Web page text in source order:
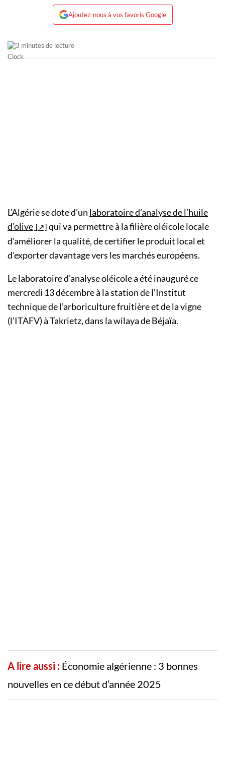
Ajoutez-nous à vos favoris Google
3 minutes de lecture
L’Algérie se dote d’un laboratoire d’analyse de l’huile
d’olive
qui va permettre à la filière oléicole locale
d’améliorer la qualité, de certifier le produit local et
d’exporter davantage vers les marchés européens.
Le laboratoire d’analyse oléicole a été inauguré ce
mercredi 13 décembre à la station de l’Institut
technique de l’arboriculture fruitière et de la vigne
(l’ITAFV) à Takrietz, dans la wilaya de Béjaïa.
A lire aussi : Économie algérienne : 3 bonnes
nouvelles en ce début d’année 2025